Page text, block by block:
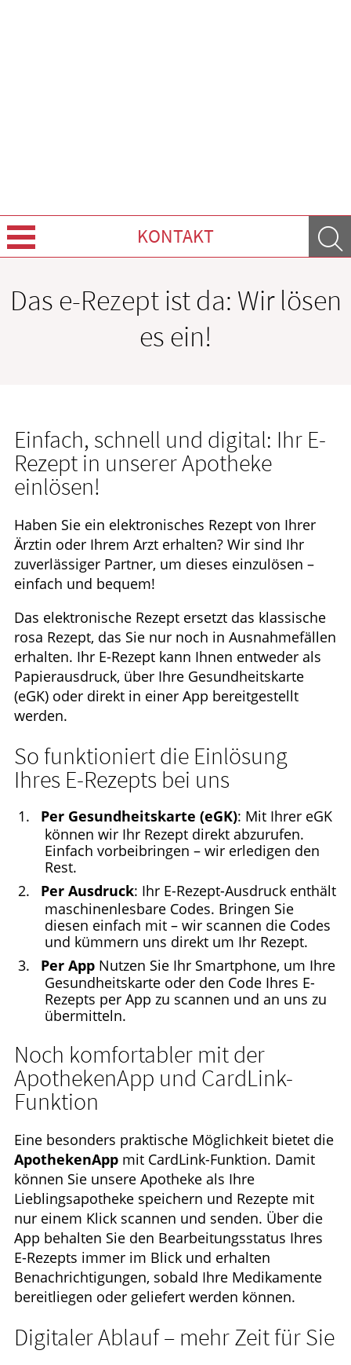
KONTAKT
Das e-Rezept ist da: Wir lösen
es ein!
Einfach, schnell und digital: Ihr E-
Rezept in unserer Apotheke
einlösen!
Haben Sie ein elektronisches Rezept von Ihrer
Ärztin oder Ihrem Arzt erhalten? Wir sind Ihr
zuverlässiger Partner, um dieses einzulösen –
einfach und bequem!
Das elektronische Rezept ersetzt das klassische
rosa Rezept, das Sie nur noch in Ausnahmefällen
erhalten. Ihr E-Rezept kann Ihnen entweder als
Papierausdruck, über Ihre Gesundheitskarte
(eGK) oder direkt in einer App bereitgestellt
werden.
So funktioniert die Einlösung
Ihres E-Rezepts bei uns
Per Gesundheitskarte (eGK): Mit Ihrer eGK
können wir Ihr Rezept direkt abzurufen.
Einfach vorbeibringen – wir erledigen den
Rest.
Per Ausdruck: Ihr E-Rezept-Ausdruck enthält
maschinenlesbare Codes. Bringen Sie
diesen einfach mit – wir scannen die Codes
und kümmern uns direkt um Ihr Rezept.
Per App Nutzen Sie Ihr Smartphone, um Ihre
Gesundheitskarte oder den Code Ihres E-
Rezepts per App zu scannen und an uns zu
übermitteln.
Noch komfortabler mit der
ApothekenApp und CardLink-
Funktion
Eine besonders praktische Möglichkeit bietet die
ApothekenApp mit CardLink-Funktion. Damit
können Sie unsere Apotheke als Ihre
Lieblingsapotheke speichern und Rezepte mit
nur einem Klick scannen und senden. Über die
App behalten Sie den Bearbeitungsstatus Ihres
E-Rezepts immer im Blick und erhalten
Benachrichtigungen, sobald Ihre Medikamente
bereitliegen oder geliefert werden können.
Digitaler Ablauf – mehr Zeit für Sie